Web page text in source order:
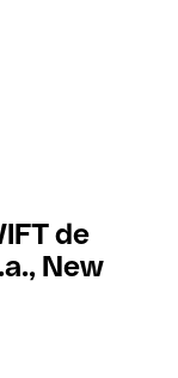
de
New